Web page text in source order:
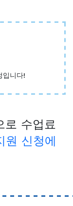
입니다!
수업료
신청에